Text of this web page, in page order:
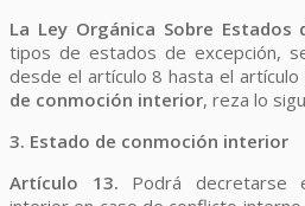
La Ley Orgánica Sobre Estados
tipos de estados de excepción,
desde el artículo 8 hasta el artículo
de conmoción interior, reza lo
3. Estado de conmoción interior
Artículo 13. Podrá decretarse